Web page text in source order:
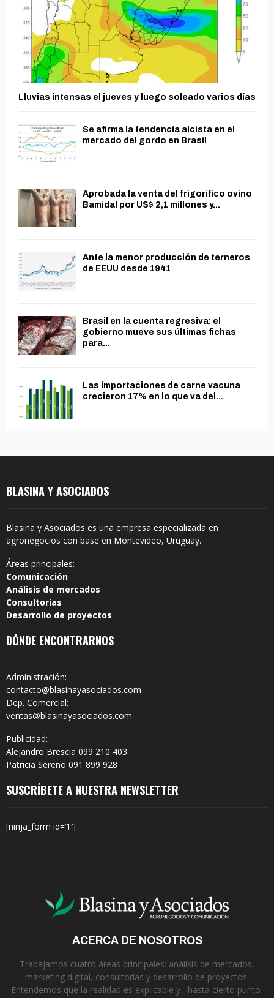
Lluvias intensas el jueves y luego soleado varios días
Se afirma la tendencia alcista en el
mercado del gordo en Brasil
Aprobada la venta del frigorífico ovino
Bamidal por US$ 2,1 millones y...
Ante la menor producción de terneros
de EEUU desde 1941
Brasil en la cuenta regresiva: el
gobierno mueve sus últimas fichas
para...
Las importaciones de carne vacuna
crecieron 17% en lo que va del...
BLASINA Y ASOCIADOS
Blasina y Asociados es una empresa especializada en
agronegocios con base en Montevideo, Uruguay.
Áreas principales:
Comunicación
Análisis de mercados
Consultorías
Desarrollo de proyectos
DÓNDE ENCONTRARNOS
Administración:
contacto@blasinayasociados.com
Dep. Comercial:
ventas@blasinayasociados.com
Publicidad:
Alejandro Brescia 099 210 403
Patricia Sereno 091 899 928
SUSCRÍBETE A NUESTRA NEWSLETTER
[ninja_form id=’1′]
ACERCA DE NOSOTROS
Trabajamos cuatro áreas principales: análisis de mercados,
marketing digital, consultorías y desarrollo de proyectos.
Entendemos que la realidad es explicable y –hasta cierto punto-